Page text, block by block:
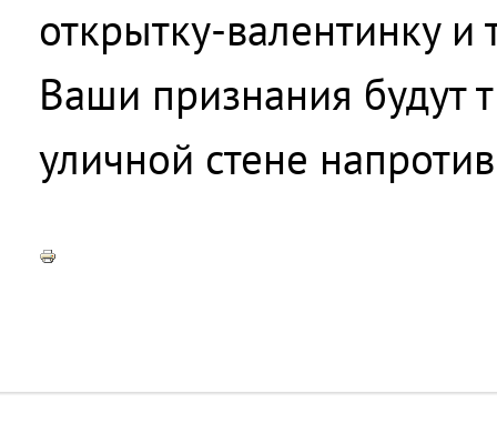
открытку-валентинку и
Ваши признания будут
уличной стене